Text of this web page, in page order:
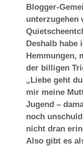
Blogger-
unterzugehen
Deshalb habe
Hemmungen,
der billigen
„Liebe geht
mir meine
Jugend –
noch
nicht dran
Also gibt es